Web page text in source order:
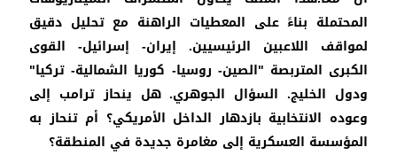
المحتملة بناءً على المعطيات الراهنة مع تحليل دقيق
لمواقف اللاعبين الرئيسيين. إيران- إسرائيل- القوى
الكبرى المتربصة "الصين- روسيا- كوريا الشمالية- تركيا"
ودول الخليج. السؤال الجوهري. هل ينحاز ترامب إلى
وعوده الانتخابية بازدهار الداخل الأمريكي؟ أم تنحاز به
المؤسسة العسكرية إلى مغامرة جديدة في المنطقة؟